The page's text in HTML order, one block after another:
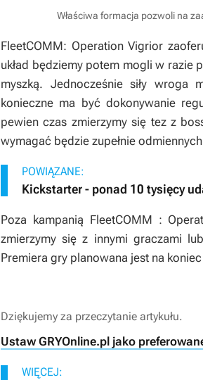
Właściwa formacja pozwoli na
FleetCOMM: Operation Vigrior
układ będziemy potem mogli w razie
myszką. Jednocześnie siły wroga
konieczne ma być dokonywanie
pewien czas zmierzymy się tez z
wymagać będzie zupełnie
POWIĄZANE:
Kickstarter - ponad 10 tysięcy
Poza kampanią FleetCOMM :
zmierzymy się z innymi graczami
Premiera gry planowana jest na
Dziękujemy za przeczytanie artykułu.
Ustaw GRYOnline.pl jako
WIĘCEJ: